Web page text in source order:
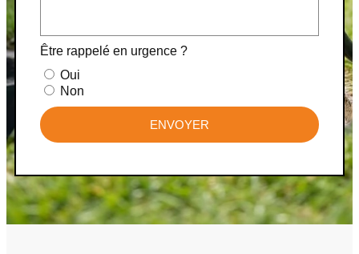
Être rappelé en urgence ?
Oui
Non
ENVOYER